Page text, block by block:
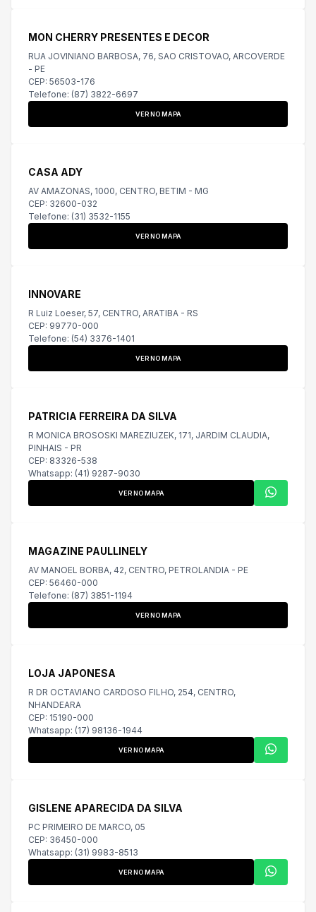
MON CHERRY PRESENTES E DECOR
RUA JOVINIANO BARBOSA, 76, SAO CRISTOVAO, ARCOVERDE
- PE
CEP: 56503-176
Telefone: (87) 3822-6697
VER NO MAPA
CASA ADY
AV AMAZONAS, 1000, CENTRO, BETIM - MG
CEP: 32600-032
Telefone: (31) 3532-1155
VER NO MAPA
INNOVARE
R Luiz Loeser, 57, CENTRO, ARATIBA - RS
CEP: 99770-000
Telefone: (54) 3376-1401
VER NO MAPA
PATRICIA FERREIRA DA SILVA
R MONICA BROSOSKI MAREZIUZEK, 171, JARDIM CLAUDIA,
PINHAIS - PR
CEP: 83326-538
Whatsapp: (41) 9287-9030
VER NO MAPA
MAGAZINE PAULLINELY
AV MANOEL BORBA, 42, CENTRO, PETROLANDIA - PE
CEP: 56460-000
Telefone: (87) 3851-1194
VER NO MAPA
LOJA JAPONESA
R DR OCTAVIANO CARDOSO FILHO, 254, CENTRO,
NHANDEARA
CEP: 15190-000
Whatsapp: (17) 98136-1944
VER NO MAPA
GISLENE APARECIDA DA SILVA
PC PRIMEIRO DE MARCO, 05
CEP: 36450-000
Whatsapp: (31) 9983-8513
VER NO MAPA